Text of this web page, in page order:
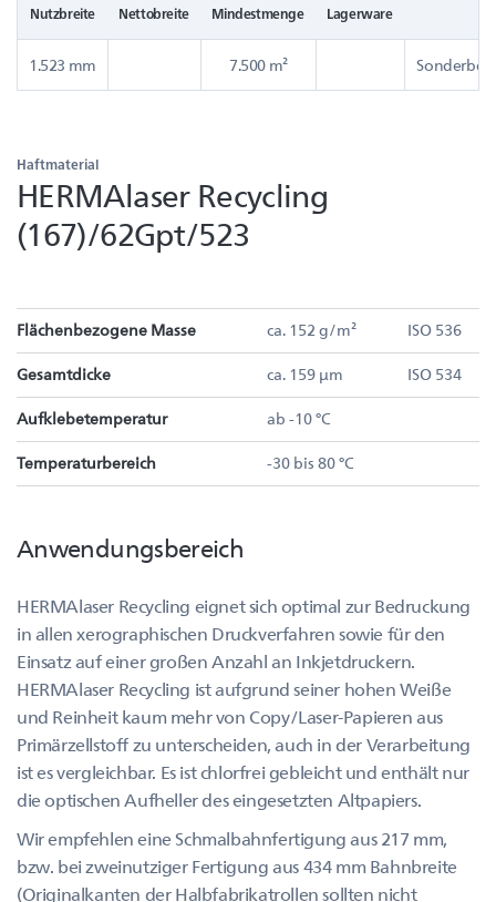
Nutzbreite Nettobreite Mindestmenge Lagerware
1.523 mm 7.500 m²
Haftmaterial
HERMAlaser Recycling
(167)/62Gpt/523
Flächenbezogene Masse ca. 152 g/m² ISO 536
Gesamtdicke ca. 159 µm ISO 534
Aufklebetemperatur ab -10 °C
Temperaturbereich -30 bis 80 °C
Anwendungsbereich
HERMAlaser Recycling eignet sich optimal zur Bedruckung
in allen xerographischen Druckverfahren sowie für den
Einsatz auf einer großen Anzahl an Inkjetdruckern.
HERMAlaser Recycling ist aufgrund seiner hohen Weiße
und Reinheit kaum mehr von Copy/Laser-Papieren aus
Primärzellstoff zu unterscheiden, auch in der Verarbeitung
ist es vergleichbar. Es ist chlorfrei gebleicht und enthält nur
die optischen Aufheller des eingesetzten Altpapiers.
Wir empfehlen eine Schmalbahnfertigung aus 217 mm,
bzw. bei zweinutziger Fertigung aus 434 mm Bahnbreite
(Originalkanten der Halbfabrikatrollen sollten nicht